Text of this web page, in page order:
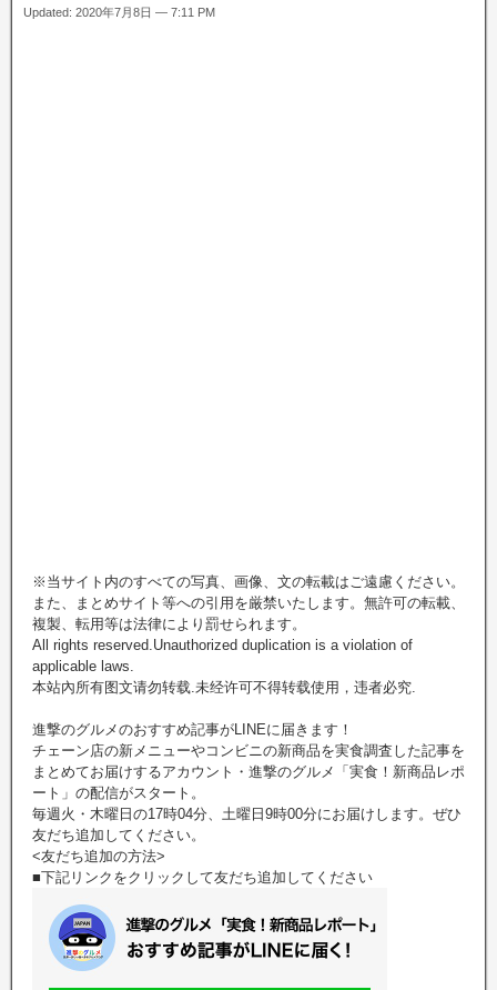
Updated: 2020年7月8日 — 7:11 PM
※当サイト内のすべての写真、画像、文の転載はご遠慮ください。
また、まとめサイト等への引用を厳禁いたします。無許可の転載、
複製、転用等は法律により罰せられます。
All rights reserved.Unauthorized duplication is a violation of
applicable laws.
本站內所有图文请勿转载.未经许可不得转载使用，违者必究.
進撃のグルメのおすすめ記事がLINEに届きます！
チェーン店の新メニューやコンビニの新商品を実食調査した記事を
まとめてお届けするアカウント・進撃のグルメ「実食！新商品レポ
ート」の配信がスタート。
毎週火・木曜日の17時04分、土曜日9時00分にお届けします。ぜひ
友だち追加してください。
<友だち追加の方法>
■下記リンクをクリックして友だち追加してください